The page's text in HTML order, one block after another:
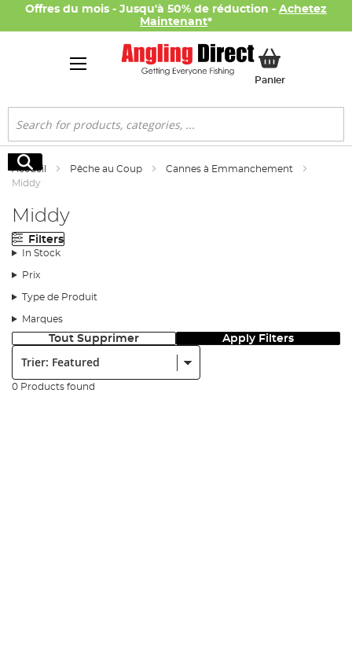
Offres du mois - Jusqu'à 50% de réduction - Achetez
Maintenant*
PanierMon panier
Rechercher
Rechercher
Accueil Pêche au Coup
Cannes à Emmanchement
Middy
Middy
Filters
In Stock
Prix
Type de Produit
Marques
Tout Supprimer Apply Filters
0 Products found